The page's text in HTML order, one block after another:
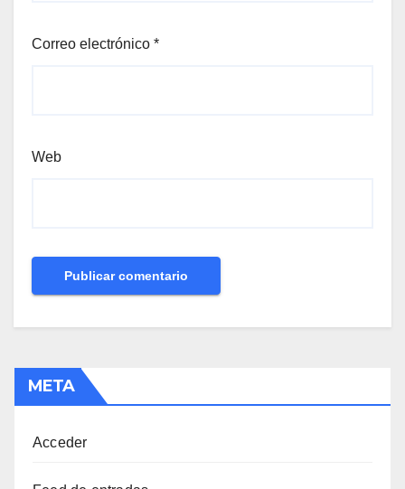
Correo electrónico *
Web
META
Acceder